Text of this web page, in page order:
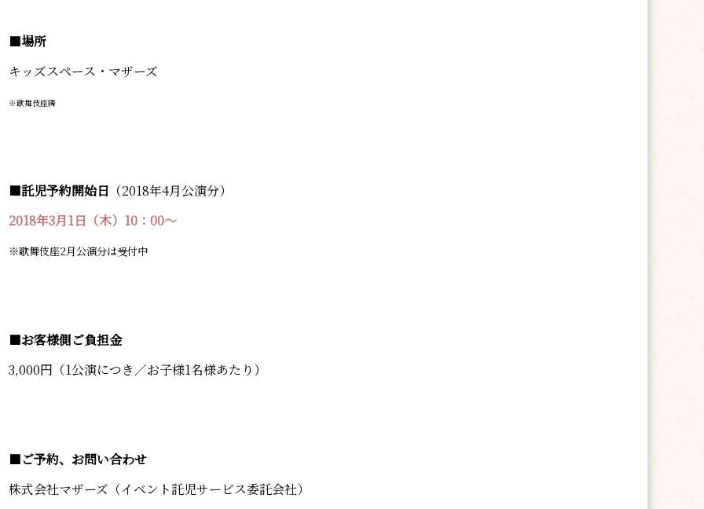
■場所
キッズスペース・マザーズ
※歌舞伎座隣
■託児予約開始日 （2018年4月公演分）
2018年3月1日（木）10：00～
※歌舞伎座2月公演分は受付中
■お客様側ご負担金
3,000円（1公演につき／お子様1名様あたり）
■ご予約、お問い合わせ
株式会社マザーズ（イベント託児サービス委託会社）